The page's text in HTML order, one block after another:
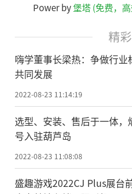
Power by堡塔 (免费，
精
嗨学董事长梁热：争做行业
共同发展
2022-08-23 11:14:19
选型、安装、售后于一体，
号入驻葫芦岛
2022-08-23 11:08:08
盛趣游戏2022CJ Plus展台